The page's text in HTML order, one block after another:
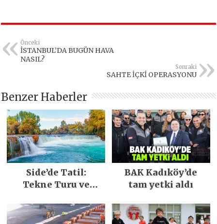
Önceki
İSTANBUL’DA BUGÜN HAVA
NASIL?
Sonraki
SAHTE İÇKİ OPERASYONU
Benzer Haberler
Side’de Tatil:
Tekne Turu ve
BAK Kadıköy’de
tam yetki aldı